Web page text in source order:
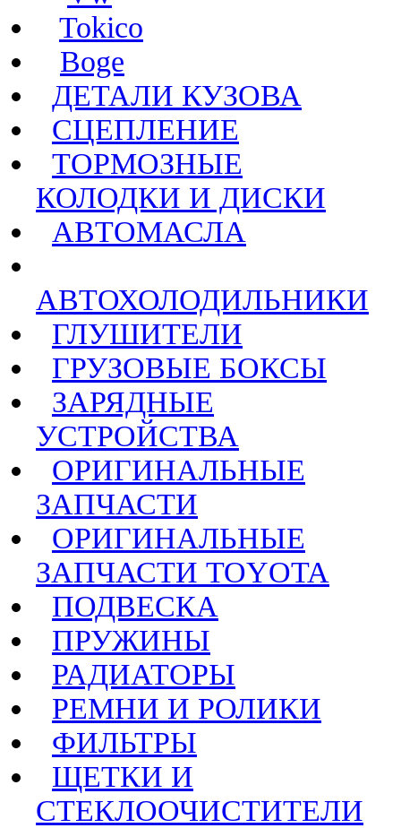
Tokico
Boge
ДЕТАЛИ КУЗОВА
СЦЕПЛЕНИЕ
ТОРМОЗНЫЕ
КОЛОДКИ И ДИСКИ
АВТОМАСЛА
АВТОХОЛОДИЛЬНИКИ
ГЛУШИТЕЛИ
ГРУЗОВЫЕ БОКСЫ
ЗАРЯДНЫЕ
УСТРОЙСТВА
ОРИГИНАЛЬНЫЕ
ЗАПЧАСТИ
ОРИГИНАЛЬНЫЕ
ЗАПЧАСТИ TOYOTA
ПОДВЕСКА
ПРУЖИНЫ
РАДИАТОРЫ
РЕМНИ И РОЛИКИ
ФИЛЬТРЫ
ЩЕТКИ И
СТЕКЛООЧИСТИТЕЛИ